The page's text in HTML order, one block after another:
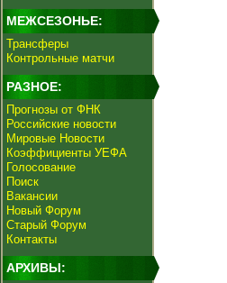
МЕЖСЕЗОНЬЕ:
Трансферы
Контрольные матчи
РАЗНОЕ:
Прогнозы от ФНК
Российские новости
Мировые Новости
Коэффициенты УЕФА
Голосование
Поиск
Вакансии
Новый Форум
Старый Форум
Контакты
АРХИВЫ: